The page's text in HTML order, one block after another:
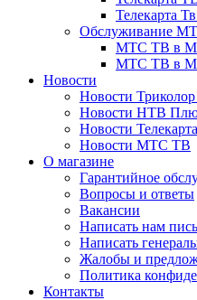
Телекарта
Обслуживание
МТС ТВ в
МТС ТВ в
Новости
Новости
Новости НТВ
Новости
Новости МТС ТВ
О магазине
Гарантийное
Вопросы и ответы
Вакансии
Написать нам
Написать
Жалобы и
Политика
Контакты